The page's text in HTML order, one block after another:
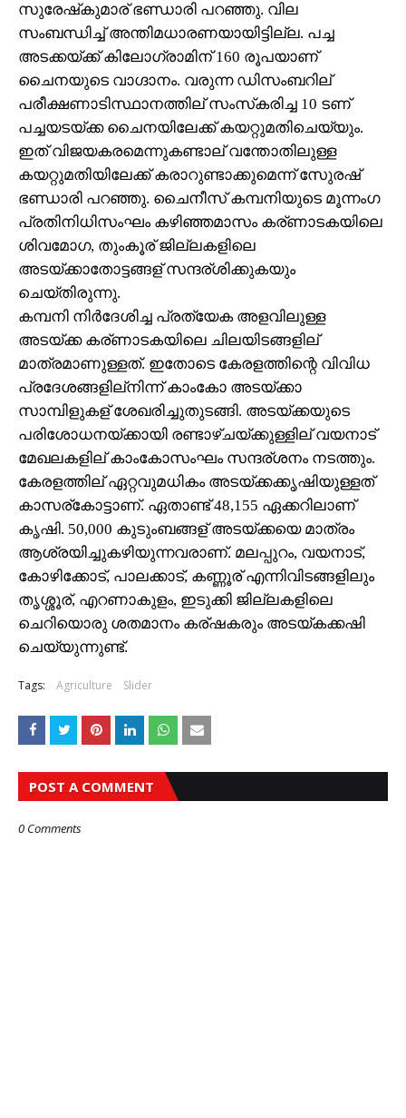
സുരേഷ്‌കുമാര് ഭണ്ഡാരി പറഞ്ഞു. വില
സംബന്ധിച്ച് അന്തിമധാരണയായിട്ടില്ല. പച്ച
അടക്കയ്ക്ക് കിലോഗ്രാമിന് 160 രൂപയാണ്
ചൈനയുടെ വാഗ്ദാനം. വരുന്ന ഡിസംബറില്
പരീക്ഷണാടിസ്ഥാനത്തില് സംസ്‌കരിച്ച 10 ടണ്
പച്ചയടയ്ക്ക ചൈനയിലേക്ക് കയറ്റുമതിചെയ്യും.
ഇത് വിജയകരമെന്നുകണ്ടാല് വന്തോതിലുള്ള
കയറ്റുമതിയിലേക്ക് കരാറുണ്ടാക്കുമെന്ന് സുേരഷ്
ഭണ്ഡാരി പറഞ്ഞു. ചൈനീസ് കമ്പനിയുടെ മൂന്നംഗ
പ്രതിനിധിസംഘം കഴിഞ്ഞമാസം കര്ണാടകയിലെ
ശിവമോഗ, തുംകൂര് ജില്ലകളിലെ
അടയ്ക്കാതോട്ടങ്ങള് സന്ദര്ശിക്കുകയും
ചെയ്തിരുന്നു.
കമ്പനി നിര്‍ദേശിച്ച പ്രത്യേക അളവിലുള്ള
അടയ്ക്ക കര്ണാടകയിലെ ചിലയിടങ്ങളില്
മാത്രമാണുള്ളത്. ഇതോടെ കേരളത്തിന്റെ വിവിധ
പ്രദേശങ്ങളില്‌നിന്ന് കാംകോ അടയ്ക്കാ
സാമ്പിളുകള് ശേഖരിച്ചുതുടങ്ങി. അടയ്ക്കയുടെ
പരിശോധനയ്ക്കായി രണ്ടാഴ്ചയ്ക്കുള്ളില് വയനാട്
മേഖലകളില് കാംകോസംഘം സന്ദര്ശനം നടത്തും.
കേരളത്തില് ഏറ്റവുമധികം അടയ്ക്കക്കൃഷിയുള്ളത്
കാസര്‌കോട്ടാണ്. ഏതാണ്ട് 48,155 ഏക്കറിലാണ്
കൃഷി. 50,000 കുടുംബങ്ങള് അടയ്ക്കയെ മാത്രം
ആശ്രയിച്ചുകഴിയുന്നവരാണ്. മലപ്പുറം, വയനാട്,
കോഴിക്കോട്, പാലക്കാട്, കണ്ണൂര് എന്നിവിടങ്ങളിലും
തൃശ്ശൂര്, എറണാകുളം, ഇടുക്കി ജില്ലകളിലെ
ചെറിയൊരു ശതമാനം കര്ഷകരും അടയ്കക്കഷി
ചെയ്യുന്നുണ്ട്.
Tags: Agriculture Slider
POST A COMMENT
0 Comments